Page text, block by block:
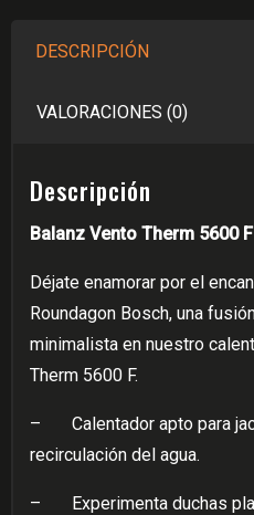
Paso
Gas
Marca
cantidad
DESCRIPCIÓN
VALORACIONES (0)
Descripción
Balanz Vento Therm 5600
Déjate enamorar por el
Roundagon Bosch, una
minimalista en nuestro
Therm 5600 F.
– Calentador apto para
recirculación del agua.
– Experimenta duchas